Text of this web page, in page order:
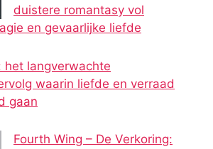
duistere romantasy vol
en gevaarlijke liefde
het langverwachte
waarin liefde en verraad
gaan
Fourth Wing – De Verkoring: